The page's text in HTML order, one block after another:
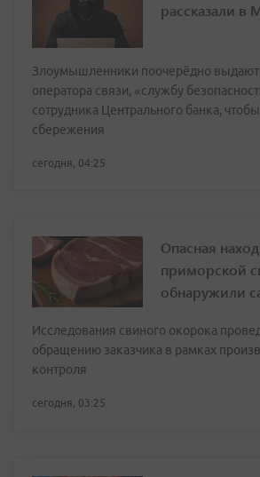
рассказали в
Злоумышленники поочерёдно выдают
оператора связи, «службу
сотрудника Центрального банка,
сбережения
сегодня, 04:25
Опасная
приморской
обнаружили
Исследования свиного окорока
обращению заказчика в рамках
контроля
сегодня, 03:25